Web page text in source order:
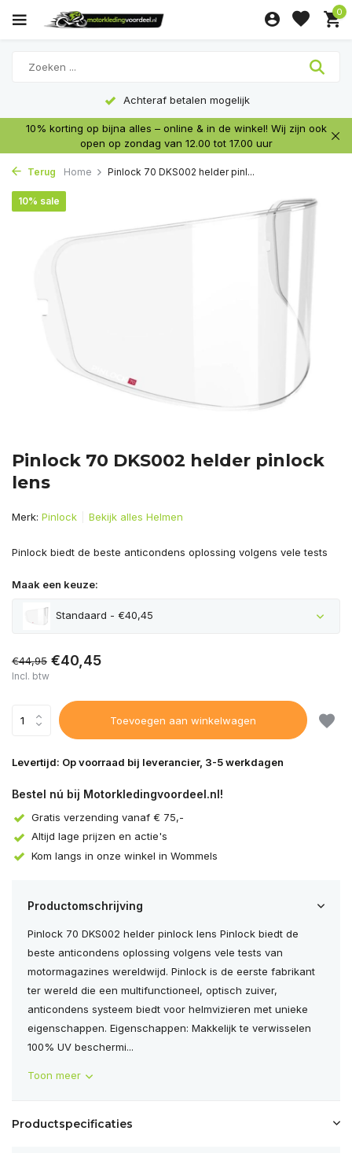
0
Achteraf betalen mogelijk
10% korting op bijna alles – online & in de winkel! Wij zijn ook
open op zondag van 12.00 tot 17.00 uur
Terug Home Pinlock 70 DKS002 helder pinl...
Pinlock 70 DKS002 helder pinlock
lens
10% sale
Merk: Pinlock Bekijk alles Helmen
Pinlock biedt de beste anticondens oplossing volgens vele tests
Maak een keuze:
Standaard - €40,45
€44,95 €40,45
Incl. btw
Toevoegen aan winkelwagen
Levertijd: Op voorraad bij leverancier, 3-5 werkdagen
Bestel nú bij Motorkledingvoordeel.nl!
Gratis verzending vanaf € 75,-
Altijd lage prijzen en actie's
Kom langs in onze winkel in Wommels
Productomschrijving
Pinlock 70 DKS002 helder pinlock lens Pinlock biedt de
beste anticondens oplossing volgens vele tests van
motormagazines wereldwijd. Pinlock is de eerste fabrikant
ter wereld die een multifunctioneel, optisch zuiver,
anticondens systeem biedt voor helmvizieren met unieke
eigenschappen. Eigenschappen: Makkelijk te verwisselen
100% UV beschermi...
Toon meer
Productspecificaties